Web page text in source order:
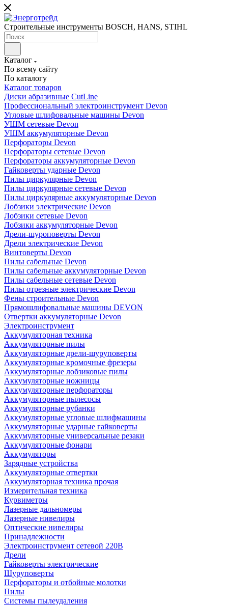
Строительные инструменты BOSCH, HANS, STIHL
Каталог
По всему сайту
По каталогу
Каталог товаров
Диски абразивные CutLine
Профессиональный электроинструмент Devon
Угловые шлифовальные машины Devon
УШМ сетевые Devon
УШМ аккумуляторные Devon
Перфораторы Devon
Перфораторы сетевые Devon
Перфораторы аккумуляторные Devon
Гайковерты ударные Devon
Пилы циркулярные Devon
Пилы циркулярные сетевые Devon
Пилы циркулярные аккумуляторные Devon
Лобзики электрические Devon
Лобзики сетевые Devon
Лобзики аккумуляторные Devon
Дрели-шуроповерты Devon
Дрели электрические Devon
Винтоверты Devon
Пилы сабельные Devon
Пилы сабельные аккумуляторные Devon
Пилы сабельные сетевые Devon
Пилы отрезные электрические Devon
Фены строительные Devon
Прямошлифовальные машины DEVON
Отвертки аккумуляторные Devon
Электроинструмент
Аккумуляторная техника
Аккумуляторные пилы
Аккумуляторные дрели-шуруповерты
Аккумуляторные кромочные фрезеры
Аккумуляторные лобзиковые пилы
Аккумуляторные ножницы
Аккумуляторные перфораторы
Аккумуляторные пылесосы
Аккумуляторные рубанки
Аккумуляторные угловые шлифмашины
Аккумуляторные ударные гайковерты
Аккумуляторные универсальные резаки
Аккумуляторные фонари
Аккумуляторы
Зарядные устройства
Аккумуляторные отвертки
Аккумуляторная техника прочая
Измерительная техника
Курвиметры
Лазерные дальномеры
Лазерные нивелиры
Оптические нивелиры
Принадлежности
Электроинструмент сетевой 220В
Дрели
Гайковерты электрические
Шуруповерты
Перфораторы и отбойные молотки
Пилы
Системы пылеудаления